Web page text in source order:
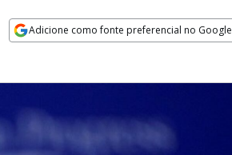
Adicione como fonte preferencial no Google